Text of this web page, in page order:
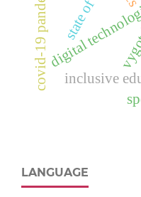
digital
covid-19 pandemic
inclusive
LANGUAGE